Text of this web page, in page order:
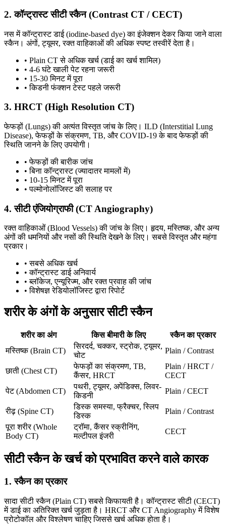
2. कॉन्ट्रास्ट सीटी स्कैन (Contrast CT / CECT)
नस में कॉन्ट्रास्ट डाई (iodine-based dye) का इंजेक्शन देकर किया जाने वाला
स्कैन। अंगों, ट्यूमर, रक्त वाहिकाओं की अधिक स्पष्ट तस्वीरें देता है।
• Plain CT से अधिक खर्च (डाई का खर्च शामिल)
• 4-6 घंटे खाली पेट रहना जरूरी
• 15-30 मिनट में पूरा
• किडनी फंक्शन टेस्ट पहले जरूरी
3. HRCT (High Resolution CT)
फेफड़ों (Lungs) की अत्यंत विस्तृत जांच के लिए। ILD (Interstitial Lung
Disease), फेफड़ों के संक्रमण, TB, और COVID-19 के बाद फेफड़ों की
स्थिति जानने के लिए उपयोगी।
• फेफड़ों की बारीक जांच
• बिना कॉन्ट्रास्ट (ज्यादातर मामलों में)
• 10-15 मिनट में पूरा
• पल्मोनोलॉजिस्ट की सलाह पर
4. सीटी एंजियोग्राफी (CT Angiography)
रक्त वाहिकाओं (Blood Vessels) की जांच के लिए। हृदय, मस्तिष्क, और अन्य
अंगों की धमनियों और नसों की स्थिति देखने के लिए। सबसे विस्तृत और महंगा
प्रकार।
• सबसे अधिक खर्च
• कॉन्ट्रास्ट डाई अनिवार्य
• ब्लॉकेज, एन्यूरिज्म, और रक्त प्रवाह की जांच
• विशेषज्ञ रेडियोलॉजिस्ट द्वारा रिपोर्ट
शरीर के अंगों के अनुसार सीटी स्कैन
शरीर का अंग किस बीमारी के लिए
स्कैन का प्रकार
मस्तिष्क (Brain CT)
सिरदर्द, चक्कर, स्ट्रोक, ट्यूमर,
चोट
Plain / Contrast
छाती (Chest CT)
फेफड़ों का संक्रमण, TB,
कैंसर, HRCT
Plain / HRCT /
CECT
पेट (Abdomen CT)
पथरी, ट्यूमर, अपेंडिक्स, लिवर-
किडनी
Plain / CECT
रीढ़ (Spine CT)
डिस्क समस्या, फ्रैक्चर, स्लिप
डिस्क
Plain / Contrast
पूरा शरीर (Whole
Body CT)
ट्रॉमा, कैंसर स्क्रीनिंग,
मल्टीपल इंजरी
CECT
सीटी स्कैन के खर्च को प्रभावित करने वाले कारक
1. स्कैन का प्रकार
सादा सीटी स्कैन (Plain CT) सबसे किफायती है। कॉन्ट्रास्ट सीटी (CECT)
में डाई का अतिरिक्त खर्च जुड़ता है। HRCT और CT Angiography में विशेष
प्रोटोकॉल और विश्लेषण चाहिए जिससे खर्च अधिक होता है।